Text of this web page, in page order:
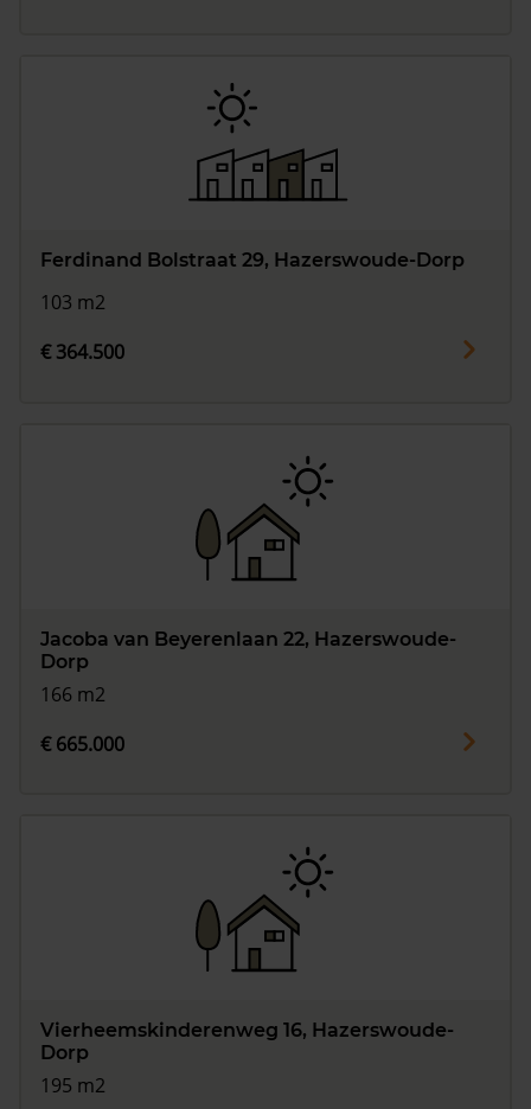
Ferdinand Bolstraat 29, Hazerswoude-Dorp
103 m2
€ 364.500
Jacoba van Beyerenlaan 22, Hazerswoude-
Dorp
166 m2
€ 665.000
Vierheemskinderenweg 16, Hazerswoude-
Dorp
195 m2